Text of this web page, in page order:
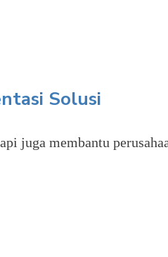
Solusi
juga membantu